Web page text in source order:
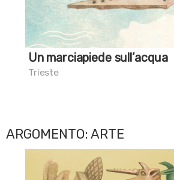
Un marciapiede sull’acqua
Trieste
ARGOMENTO: ARTE